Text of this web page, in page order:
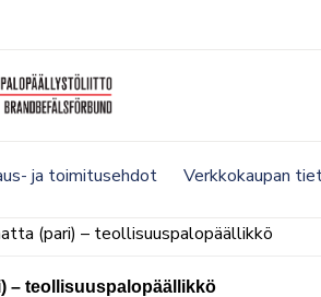
ja toimitusehdot Verkkokaupan
(pari) – teollisuuspalopäällikkö
– teollisuuspalopäällikkö